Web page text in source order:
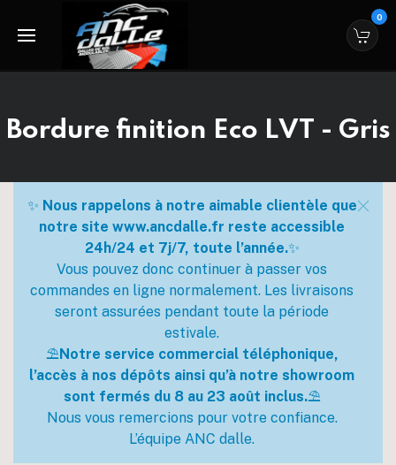
0
Bordure finition Eco LVT - Gris
✨ Nous rappelons à notre aimable clientèle que
notre site www.ancdalle.fr reste accessible
24h/24 et 7j/7, toute l’année.✨
Vous pouvez donc continuer à passer vos
commandes en ligne normalement. Les livraisons
seront assurées pendant toute la période
estivale.
⛱️Notre service commercial téléphonique,
l’accès à nos dépôts ainsi qu’à notre showroom
sont fermés du 8 au 23 août inclus.⛱️
Nous vous remercions pour votre confiance.
L’équipe ANC dalle.